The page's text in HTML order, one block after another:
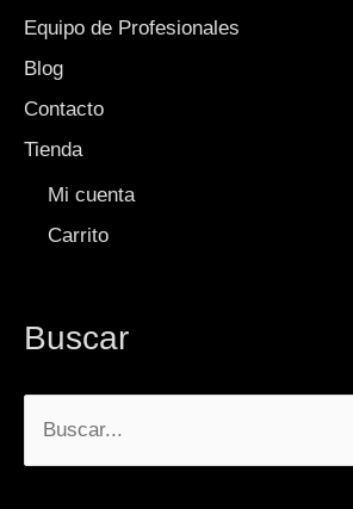
Equipo de Profesionales
Blog
Contacto
Tienda
Mi cuenta
Carrito
Buscar
Buscar